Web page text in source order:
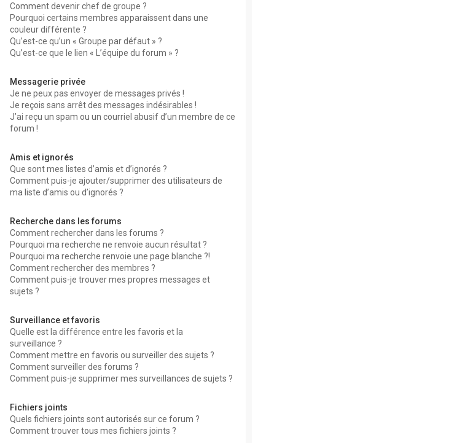
Comment devenir chef de groupe ?
Pourquoi certains membres apparaissent dans une
couleur différente ?
Qu’est-ce qu’un « Groupe par défaut » ?
Qu’est-ce que le lien « L’équipe du forum » ?
Messagerie privée
Je ne peux pas envoyer de messages privés !
Je reçois sans arrêt des messages indésirables !
J’ai reçu un spam ou un courriel abusif d’un membre de ce
forum !
Amis et ignorés
Que sont mes listes d’amis et d’ignorés ?
Comment puis-je ajouter/supprimer des utilisateurs de
ma liste d’amis ou d’ignorés ?
Recherche dans les forums
Comment rechercher dans les forums ?
Pourquoi ma recherche ne renvoie aucun résultat ?
Pourquoi ma recherche renvoie une page blanche ?!
Comment rechercher des membres ?
Comment puis-je trouver mes propres messages et
sujets ?
Surveillance et favoris
Quelle est la différence entre les favoris et la
surveillance ?
Comment mettre en favoris ou surveiller des sujets ?
Comment surveiller des forums ?
Comment puis-je supprimer mes surveillances de sujets ?
Fichiers joints
Quels fichiers joints sont autorisés sur ce forum ?
Comment trouver tous mes fichiers joints ?